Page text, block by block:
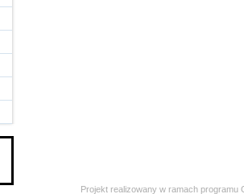
Projekt realizowany w ramach programu